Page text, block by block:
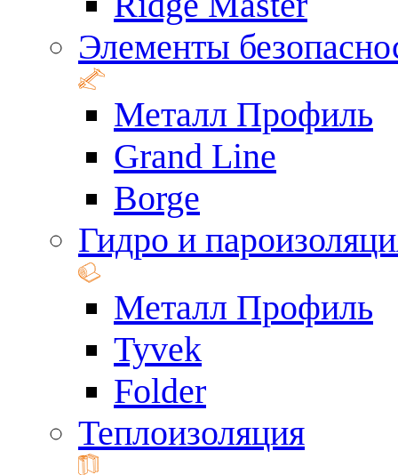
Элементы
Металл Профиль
Grand Line
Borge
Гидро и
Металл Профиль
Tyvek
Folder
Теплоизоляция